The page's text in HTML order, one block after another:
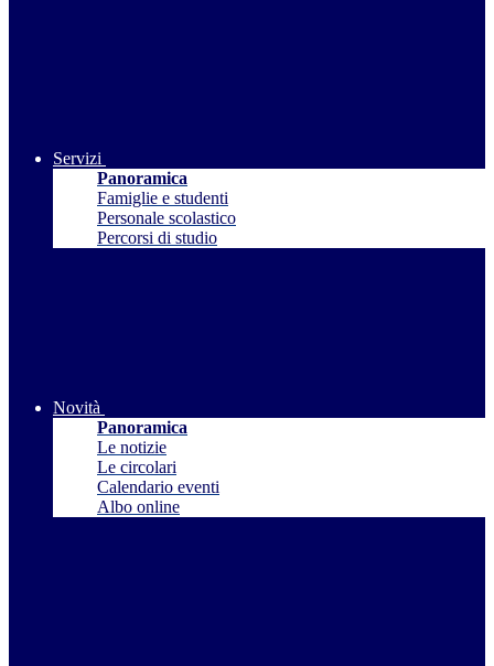
Servizi
Panoramica
Famiglie e studenti
Personale scolastico
Percorsi di studio
Novità
Panoramica
Le notizie
Le circolari
Calendario eventi
Albo online